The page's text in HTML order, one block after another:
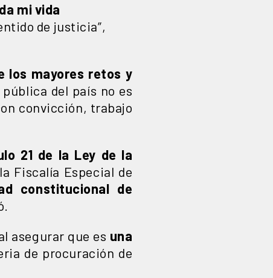
mi vida
de justicia”,
los mayores retos y
del país no es
convicción, trabajo
21 de la Ley de la
Fiscalía Especial de
constitucional de
asegurar que es una
de procuración de